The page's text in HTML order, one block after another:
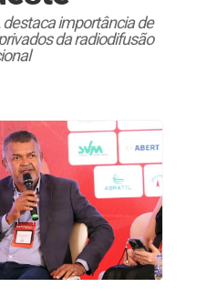
importância de
da radiodifusão